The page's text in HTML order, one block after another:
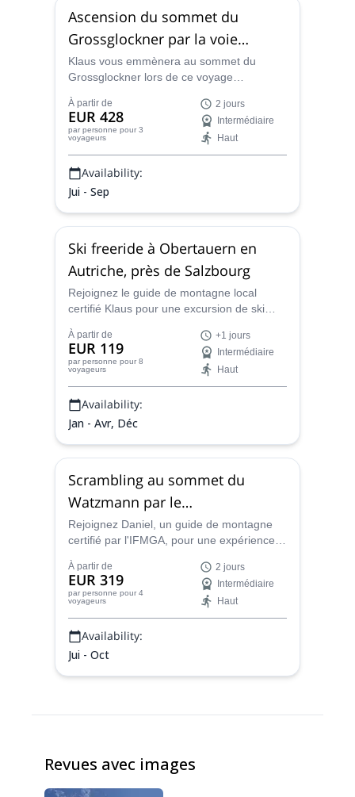
Ascension du sommet du
Grossglockner par la voie
normale
Klaus vous emmènera au sommet du
Grossglockner lors de ce voyage
autrichiennes. Les vues sont à couper le
souffle !
À partir de
EUR 428
par personne pour 3
voyageurs
2 jours
Intermédiaire
Haut
Availability:
Jui - Sep
Ski freeride à Obertauern en
Autriche, près de Salzbourg
Rejoignez le guide de montagne local
certifié Klaus pour une excursion de ski
plusieurs jours, et découvrez les meilleurs
spots de cette région dans l'État de
Salzbourg, en Autriche.
À partir de
EUR 119
par personne pour 8
voyageurs
+1 jours
Intermédiaire
Haut
Availability:
Jan - Avr, Déc
Scrambling au sommet du
Watzmann par le
"Berchtesgadener-weg" (face
est), 2 jours
Rejoignez Daniel, un guide de montagne
certifié par l'IFMGA, pour une expérience
pittoresque, jusqu'au sommet de la célèbre
face est du Watzmann, via l'itinéraire
Berchtesgadener-weg.
À partir de
EUR 319
par personne pour 4
voyageurs
2 jours
Intermédiaire
Haut
Availability:
Jui - Oct
Revues avec images